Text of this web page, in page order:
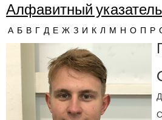
Алфавитный
А Б В Г Д Е Ж З И К Л М Н О П Р